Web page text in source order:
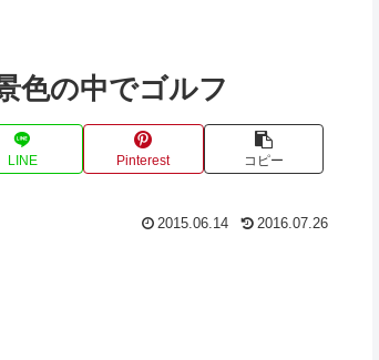
色の中でゴルフ
LINE Pinterest コピー
2015.06.14 2016.07.26